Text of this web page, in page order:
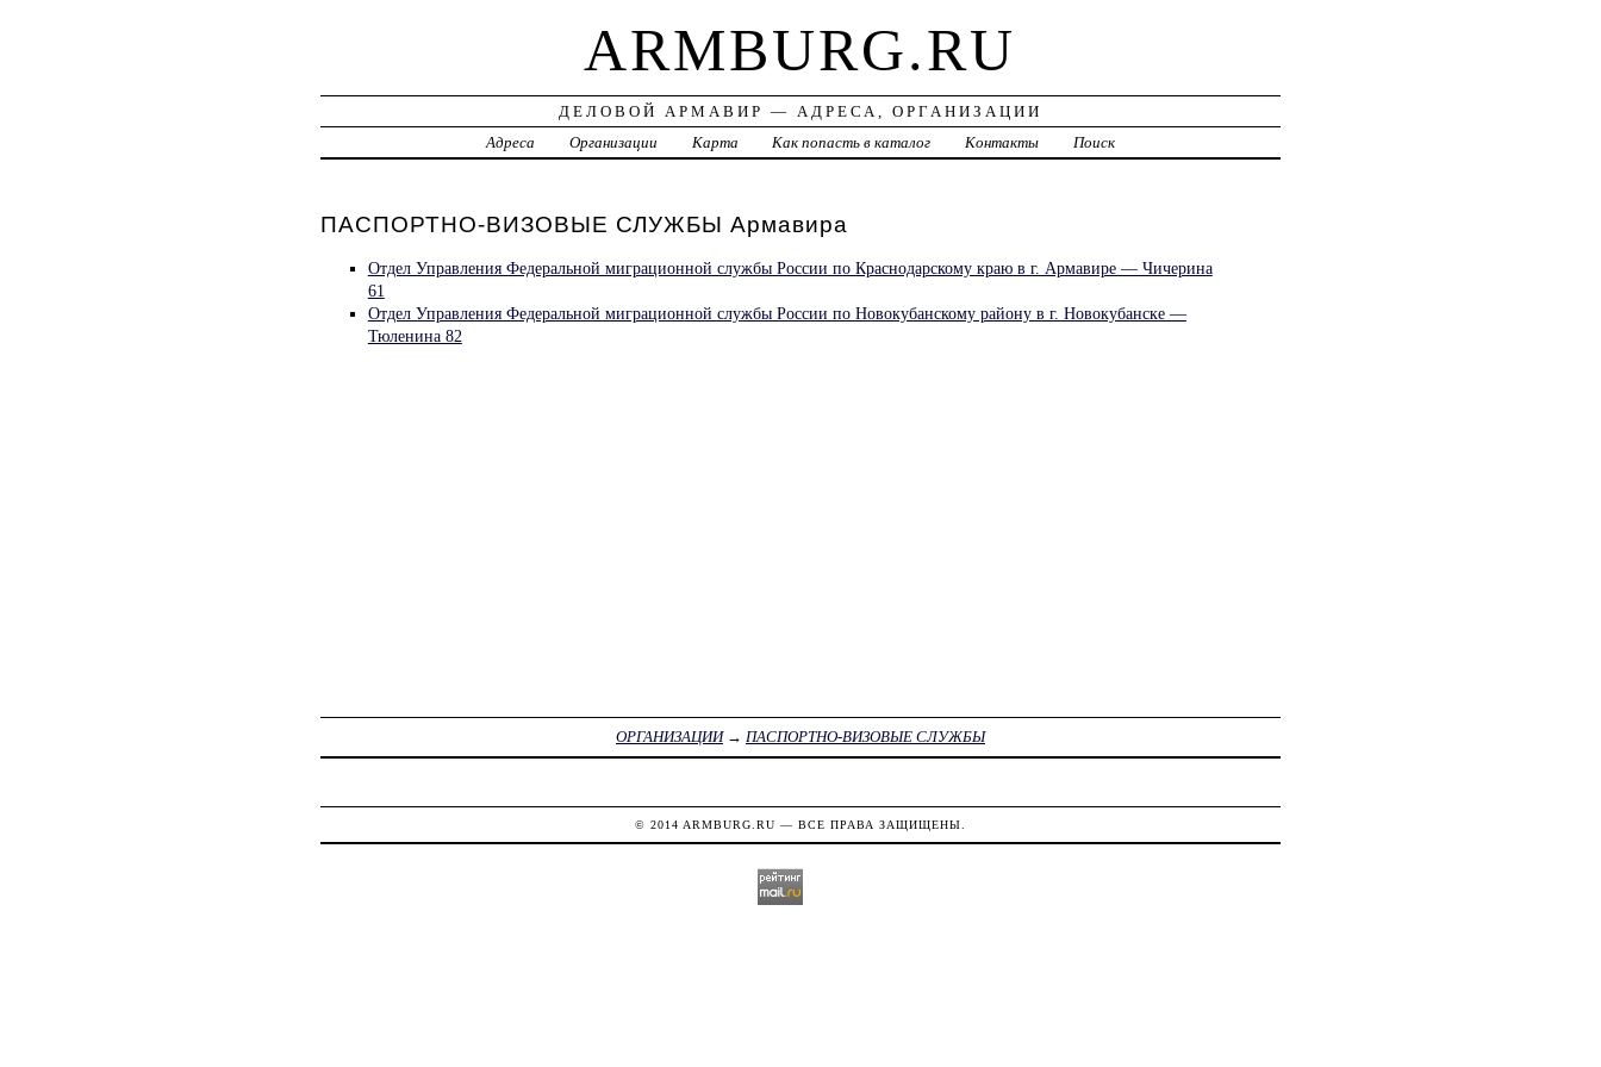
ARMBURG.RU
ДЕЛОВОЙ АРМАВИР — АДРЕСА, ОРГАНИЗАЦИИ
Адреса
Организации Карта Как попасть в каталог Контакты Поиск
ПАСПОРТНО-ВИЗОВЫЕ СЛУЖБЫ Армавира
Отдел Управления Федеральной миграционной службы России по Краснодарскому краю в г. Армавире — Чичерина
61
Отдел Управления Федеральной миграционной службы России по Новокубанскому району в г. Новокубанске —
Тюленина 82
ОРГАНИЗАЦИИ→ ПАСПОРТНО-ВИЗОВЫЕ СЛУЖБЫ
© 2014 ARMBURG.RU — ВСЕ ПРАВА ЗАЩИЩЕНЫ.